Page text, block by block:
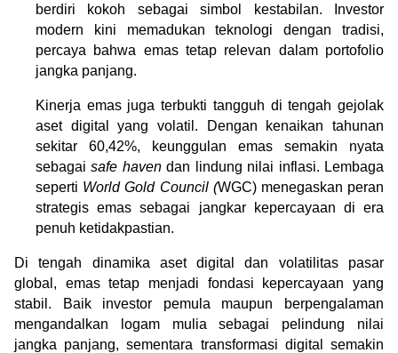
berdiri kokoh sebagai simbol kestabilan. Investor
modern kini memadukan teknologi dengan tradisi,
percaya bahwa emas tetap relevan dalam portofolio
jangka panjang.
Kinerja emas juga terbukti tangguh di tengah gejolak
aset digital yang volatil. Dengan kenaikan tahunan
sekitar 60,42%, keunggulan emas semakin nyata
sebagai safe haven dan lindung nilai inflasi. Lembaga
seperti World Gold Council (WGC) menegaskan peran
strategis emas sebagai jangkar kepercayaan di era
penuh ketidakpastian.
Di tengah dinamika aset digital dan volatilitas pasar
global, emas tetap menjadi fondasi kepercayaan yang
stabil. Baik investor pemula maupun berpengalaman
mengandalkan logam mulia sebagai pelindung nilai
jangka panjang, sementara transformasi digital semakin